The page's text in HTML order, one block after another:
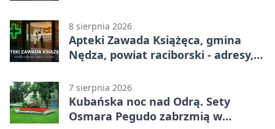
8 sierpnia 2026
Apteki Zawada Książęca, gmina
Nędza, powiat raciborski - adresy,
7 sierpnia 2026
Kubańska noc nad Odrą. Sety
Osmara Pegudo zabrzmią w